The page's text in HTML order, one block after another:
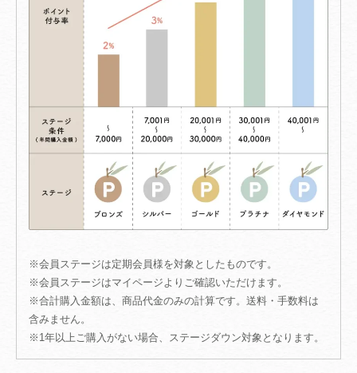
※会員ステージは定期会員様を対象としたものです。
※会員ステージはマイページよりご確認いただけます。
※合計購入金額は、商品代金のみの計算です。送料・手数料は
含みません。
※1年以上ご購入がない場合、ステージダウン対象となります。